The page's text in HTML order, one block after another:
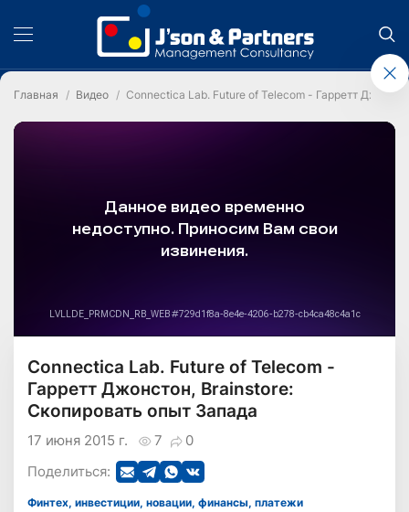
Главная Видео Connectica Lab. Future of Telecom - Гарретт
Connectica Lab. Future of Telecom -
Гарретт Джонстон, Brainstore:
Скопировать опыт Запада
7 0
17 июня 2015 г.
Поделиться:
Финтех, инвестиции, новации, финансы, платежи